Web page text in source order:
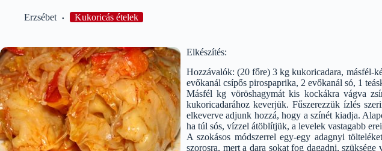
Erzsébet Kukoricás ételek
Elkészítés:
Hozzávalók: (20 főre) 3 kg kukoricadara, másfél-
evőkanál csípős pirospaprika, 2 evőkanál só, 1
Másfél kg vöröshagymát kis kockákra vágva
kukoricadarához keverjük. Fűszerezzük ízlés
elkeverve adjunk hozzá, hogy a színét kiadja.
ha túl sós, vízzel átöblítjük, a levelek vastagabb
A szokásos módszerrel egy-egy adagnyi
szorosra, mert a dara sokat fog dagadni,